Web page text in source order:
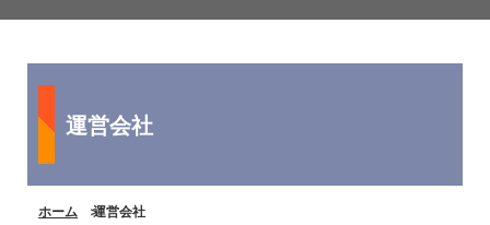
運営会社
ホーム 運営会社